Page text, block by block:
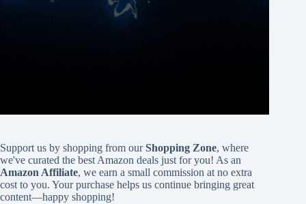
Support us by shopping from ourShopping Zone, where
we've curated the best Amazon deals just for you! As an
Amazon Affiliate, we earn a small commission at no extra
cost to you. Your purchase helps us continue bringing great
content—happy shopping!